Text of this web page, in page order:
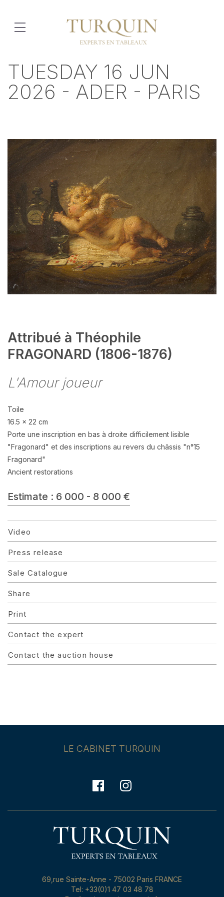
TUESDAY 16 JUN
2026 - ADER - PARIS
Attribué à Théophile
FRAGONARD (1806-1876)
L'Amour joueur
Toile
16.5 x 22 cm
Porte une inscription en bas à droite difficilement lisible
"Fragonard" et des inscriptions au revers du châssis "n°15
Fragonard"
Ancient restorations
Estimate : 6 000 - 8 000 €
Video
Press release
Sale Catalogue
Share
Print
Contact the expert
Contact the auction house
LE CABINET TURQUIN
69,rue Sainte-Anne - 75002 Paris FRANCE
Tel: +33(0)1 47 03 48 78